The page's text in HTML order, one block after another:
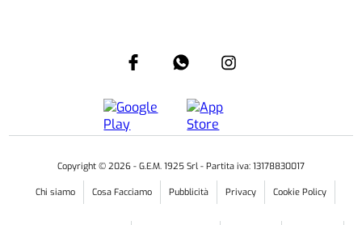
Copyright © 2026 - G.E.M. 1925 Srl - Partita iva: 13178830017
Chi siamo Cosa Facciamo Pubblicità Privacy Cookie Policy